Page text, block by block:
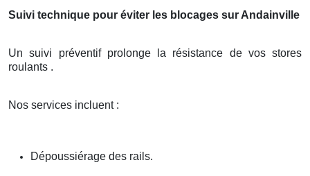
Suivi technique pour éviter les blocages sur Andainville
Un suivi préventif prolonge la résistance de vos stores
roulants .
Nos services incluent :
Dépoussiérage des rails.